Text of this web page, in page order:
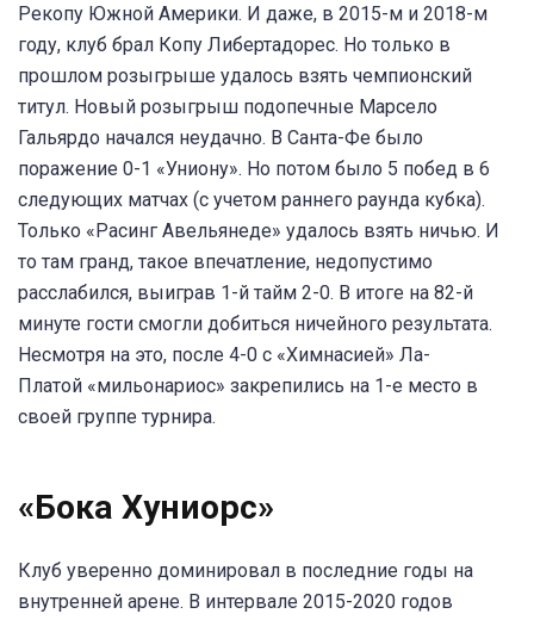
Рекопу Южной Америки. И даже, в 2015-м и 2018-м
году, клуб брал Копу Либертадорес. Но только в
прошлом розыгрыше удалось взять чемпионский
титул. Новый розыгрыш подопечные Марсело
Гальярдо начался неудачно. В Санта-Фе было
поражение 0-1 «Униону». Но потом было 5 побед в 6
следующих матчах (с учетом раннего раунда кубка).
Только «Расинг Авельянеде» удалось взять ничью. И
то там гранд, такое впечатление, недопустимо
расслабился, выиграв 1-й тайм 2-0. В итоге на 82-й
минуте гости смогли добиться ничейного результата.
Несмотря на это, после 4-0 с «Химнасией» Ла-
Платой «мильонариос» закрепились на 1-е место в
своей группе турнира.
«Бока Хуниорс»
Клуб уверенно доминировал в последние годы на
внутренней арене. В интервале 2015-2020 годов